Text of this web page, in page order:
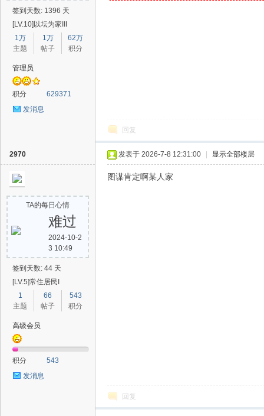
签到天数: 1396 天
[LV.10]以坛为家III
1万
主题
1万
帖子
62万
积分
管理员
积分
629371
发消息
回复
2970
TA的每日心情
难过
2024-10-2
3 10:49
签到天数: 44 天
[LV.5]常住居民I
1
主题
66
帖子
543
积分
高级会员
积分
543
发消息
发表于 2026-7-8 12:31:00 显示全部楼层
图谋肯定啊某人家
回复